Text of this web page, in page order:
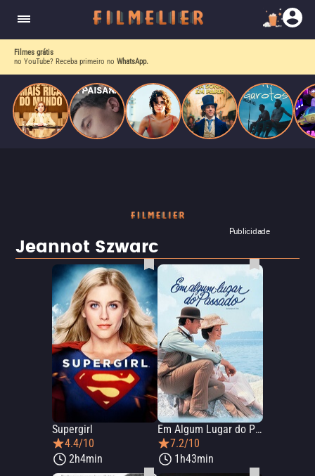
Filmes grátis
no YouTube? Receba primeiro no WhatsApp.
Publicidade
Jeannot Szwarc
Supergirl
4.4/10
2h4min
Em Algum Lugar do Passado
7.2/10
1h43min
do
Mundo